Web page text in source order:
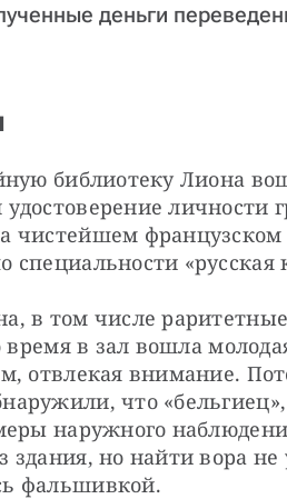
деньги
библиотеку Лиона
личности
чистейшем
«русская
в том числе
время в зал вошла
отвлекая внимание.
что
наружного
но найти вора не
фальшивкой.